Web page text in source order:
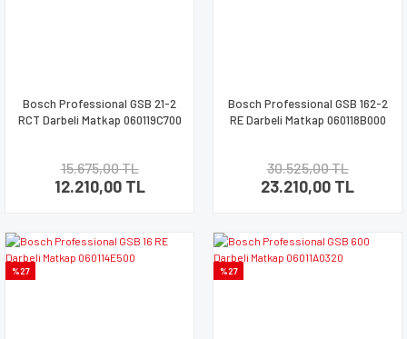
Bosch Professional GSB 21-2
RCT Darbeli Matkap 060119C700
15.675,00 TL
12.210,00 TL
Bosch Professional GSB 162-2
RE Darbeli Matkap 060118B000
30.525,00 TL
23.210,00 TL
%27 %27